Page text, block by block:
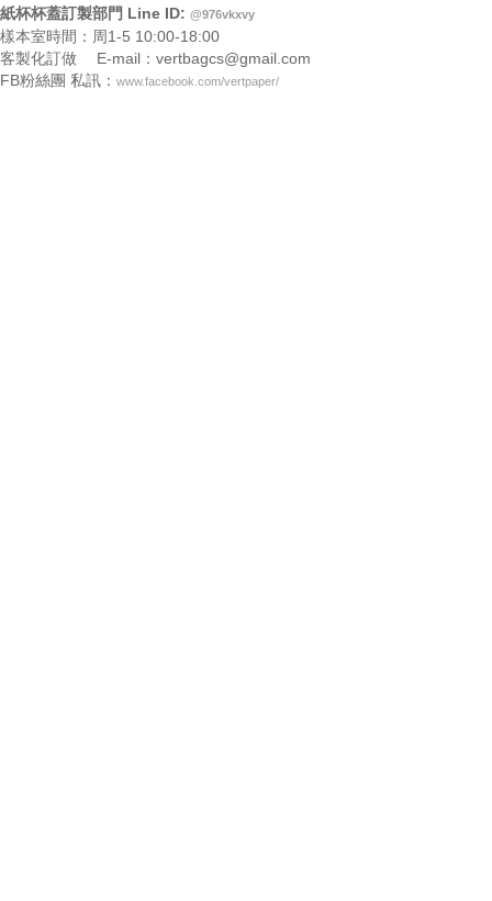
紙杯杯蓋訂製部門 Line ID: @976vkxvy
樣本室時間：周1-5 10:00-18:00
客製化訂做 E-mail：vertbagcs@gmail.com
FB粉絲團 私訊： www.facebook.com/vertpaper/